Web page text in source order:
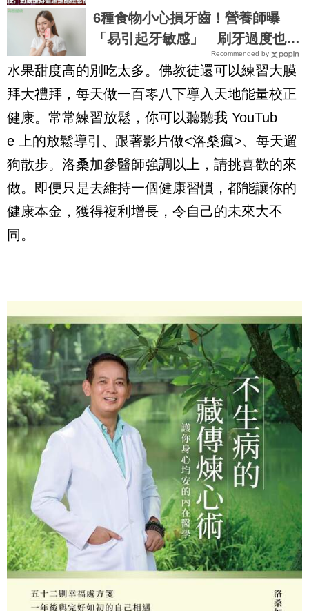
兆」錯過黃金治療期｜每日健康H
ealth
6種食物小心損牙齒！營養師曝
「易引起牙敏感」 刷牙過度也N
Recommended by
水果甜度高的別吃太多。佛教徒還可以練習大膜
拜大禮拜，每天做一百零八下導入天地能量校正
健康。常常練習放鬆，你可以聽聽我 YouTub
e
上的放鬆導引、跟著影片做<洛桑瘋>、每天遛
狗散步。洛桑加參醫師強調以上，請挑喜歡的來
做。即便只是去維持一個健康習慣，都能讓你的
健康本金，獲得複利增長，令自己的未來大不
同。